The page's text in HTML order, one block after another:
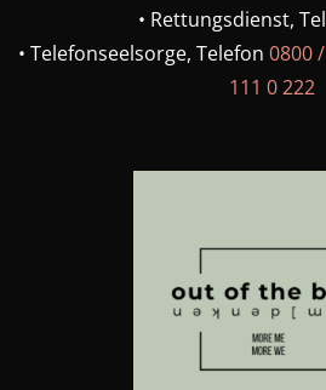
•⁠ ⁠Rettungsdienst,
•⁠ ⁠Telefonseelsorge, Telefon 0800
111 0 222